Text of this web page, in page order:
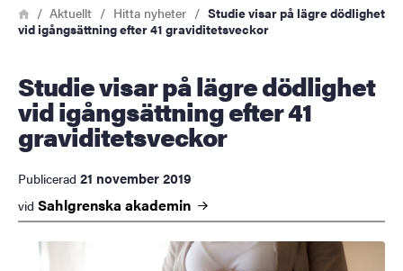
Om webbplatsen
Länkstig
HemAktuellt Hitta nyheter
Studie visar på lägre dödlighet
vid igångsättning efter 41 graviditetsveckor
Studie visar på lägre dödlighet
vid igångsättning efter 41
graviditetsveckor
Publicerad 21 november 2019
vid Sahlgrenska akademin